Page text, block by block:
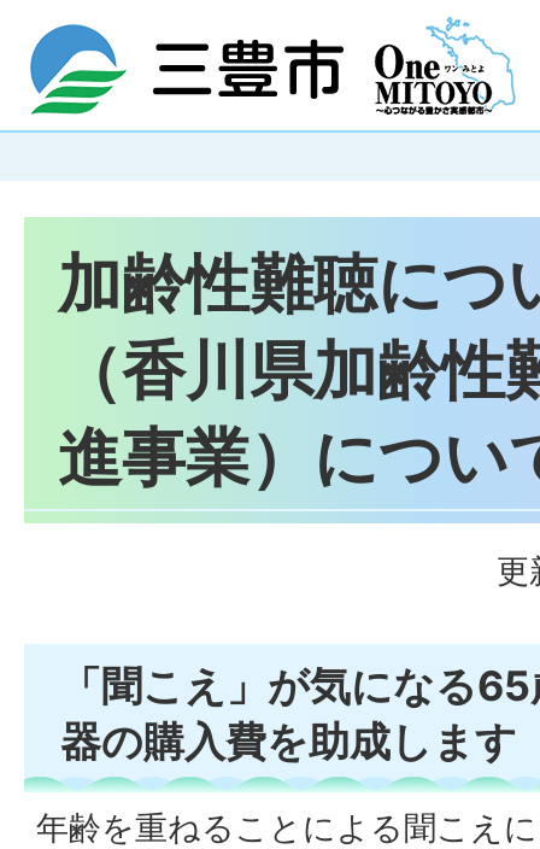
加齢性難聴につ
（香川県加齢
進事業）につい
更
「聞こえ」が気になる
器の購入費を助成します
年齢を重ねることによる聞こえ